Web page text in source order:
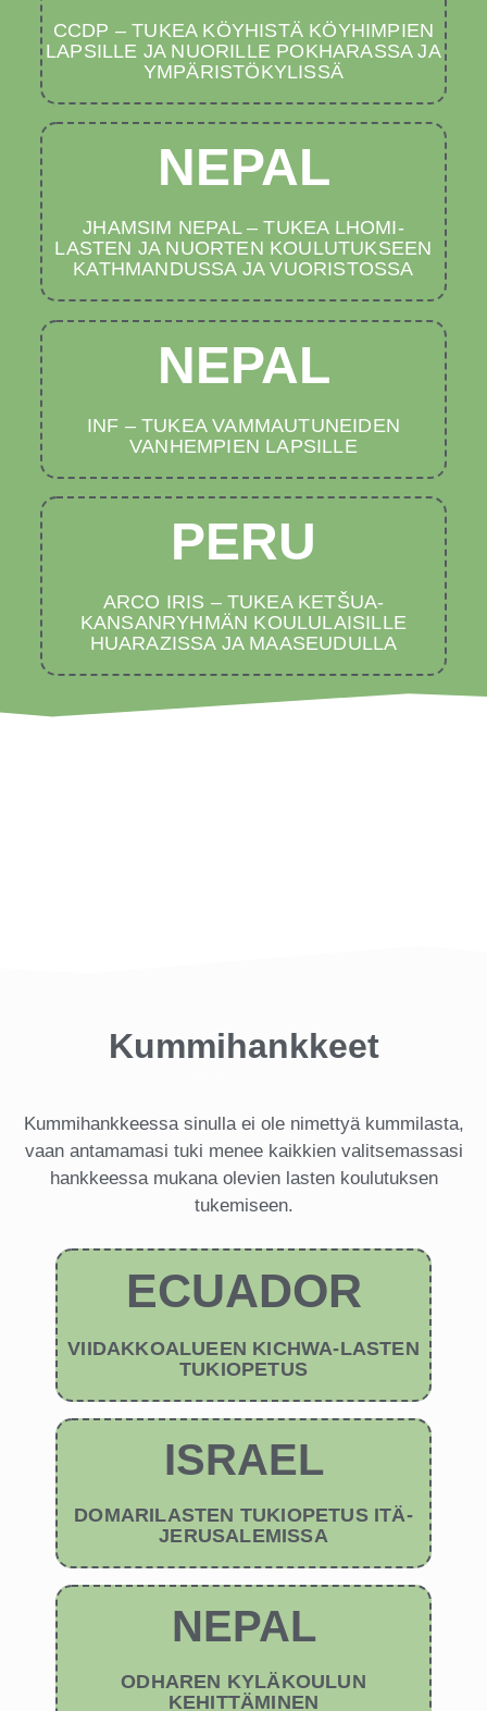
CCDP – TUKEA KÖYHISTÄ KÖYHIMPIEN
LAPSILLE JA NUORILLE POKHARASSA JA
YMPÄRISTÖKYLISSÄ
NEPAL
JHAMSIM NEPAL – TUKEA LHOMI-
LASTEN JA NUORTEN KOULUTUKSEEN
KATHMANDUSSA JA VUORISTOSSA
NEPAL
INF – TUKEA VAMMAUTUNEIDEN
VANHEMPIEN LAPSILLE
PERU
ARCO IRIS – TUKEA KETŠUA-
KANSANRYHMÄN KOULULAISILLE
HUARAZISSA JA MAASEUDULLA
Kummihankkeet
Kummihankkeessa sinulla ei ole nimettyä kummilasta,
vaan antamamasi tuki menee kaikkien valitsemassasi
hankkeessa mukana olevien lasten koulutuksen
tukemiseen.
ECUADOR
VIIDAKKOALUEEN KICHWA-LASTEN
TUKIOPETUS
ISRAEL
DOMARILASTEN TUKIOPETUS ITÄ-
JERUSALEMISSA
NEPAL
ODHAREN KYLÄKOULUN
KEHITTÄMINEN